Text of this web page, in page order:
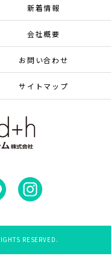
新着情報
会社概要
お問い合わせ
サイトマップ
RESERVED.